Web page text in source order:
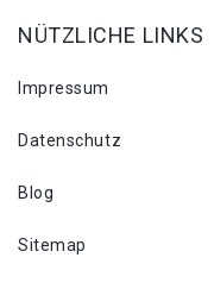
NÜTZLICHE LINKS
Impressum
Datenschutz
Blog
Sitemap